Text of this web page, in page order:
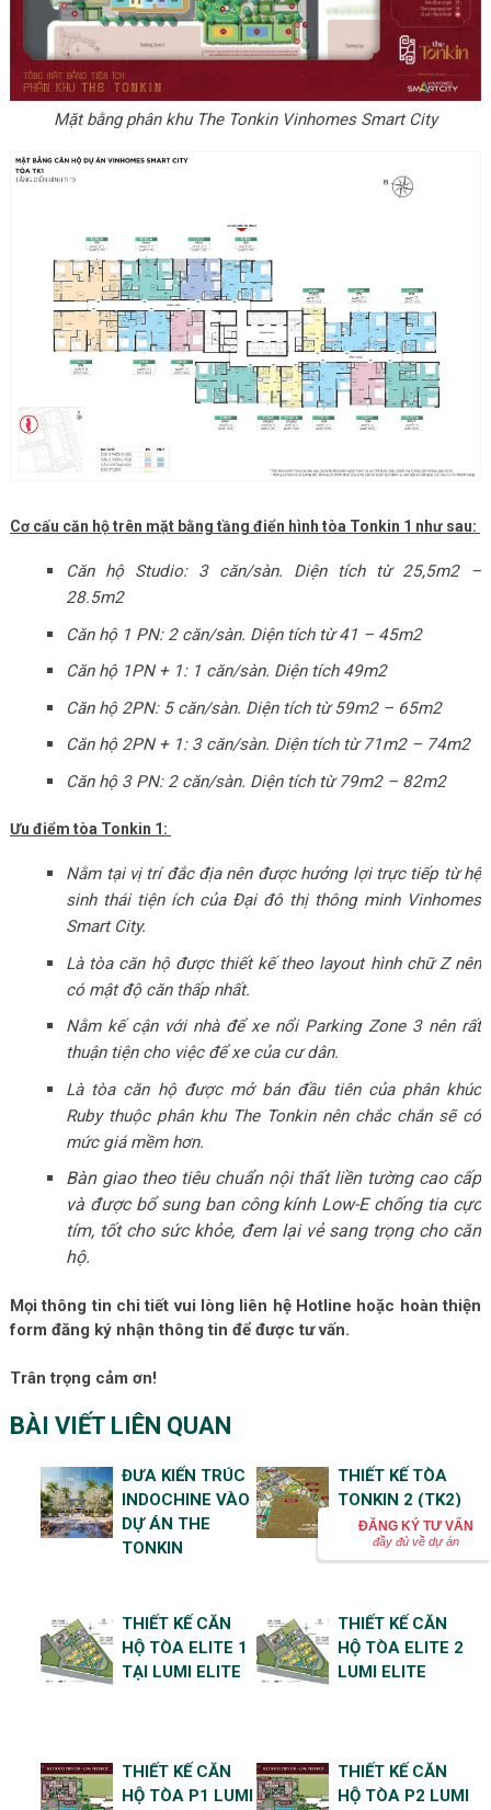
Mặt bằng phân khu The Tonkin Vinhomes Smart City
Cơ cấu căn hộ trên mặt bằng tầng điển hình tòa Tonkin 1 như sau:
Căn hộ Studio: 3 căn/sàn. Diện tích từ 25,5m2 –
28.5m2
Căn hộ 1 PN: 2 căn/sàn. Diện tích từ 41 – 45m2
Căn hộ 1PN + 1: 1 căn/sàn. Diện tích 49m2
Căn hộ 2PN: 5 căn/sàn. Diện tích từ 59m2 – 65m2
Căn hộ 2PN + 1: 3 căn/sàn. Diện tích từ 71m2 – 74m2
Căn hộ 3 PN: 2 căn/sàn. Diện tích từ 79m2 – 82m2
Ưu điểm tòa Tonkin 1:
Nằm tại vị trí đắc địa nên được hưởng lợi trực tiếp từ hệ
sinh thái tiện ích của Đại đô thị thông minh Vinhomes
Smart City.
Là tòa căn hộ được thiết kế theo layout hình chữ Z nên
có mật độ căn thấp nhất.
Nằm kế cận với nhà để xe nổi Parking Zone 3 nên rất
thuận tiện cho việc để xe của cư dân.
Là tòa căn hộ được mở bán đầu tiên của phân khúc
Ruby thuộc phân khu The Tonkin nên chắc chắn sẽ có
mức giá mềm hơn.
Bàn giao theo tiêu chuẩn nội thất liền tường cao cấp
và được bổ sung ban công kính Low-E chống tia cực
tím, tốt cho sức khỏe, đem lại vẻ sang trọng cho căn
hộ.
Mọi thông tin chi tiết vui lòng liên hệ Hotline hoặc hoàn thiện
form đăng ký nhận thông tin để được tư vấn.
Trân trọng cảm ơn!
BÀI VIẾT LIÊN QUAN
ĐƯA KIẾN TRÚC
INDOCHINE VÀO
DỰ ÁN THE
TONKIN
THIẾT KẾ TÒA
TONKIN 2 (TK2)
VINHOMES
SMART CITY
THIẾT KẾ CĂN
HỘ TÒA ELITE 1
TẠI LUMI ELITE
THIẾT KẾ CĂN
HỘ TÒA ELITE 2
LUMI ELITE
THIẾT KẾ CĂN
HỘ TÒA P1 LUMI
THIẾT KẾ CĂN
HỘ TÒA P2 LUMI
ĐĂNG KÝ TƯ VẤN
đầy đủ về dự án